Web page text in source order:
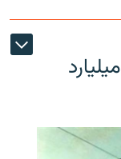
بانک مرکزی ایران گم شدن ۹ میلیارد